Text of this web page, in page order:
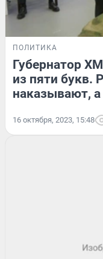
ПОЛИТИКА
Губернатор
из пяти букв.
наказывают, а
16 октября, 2023, 15:48